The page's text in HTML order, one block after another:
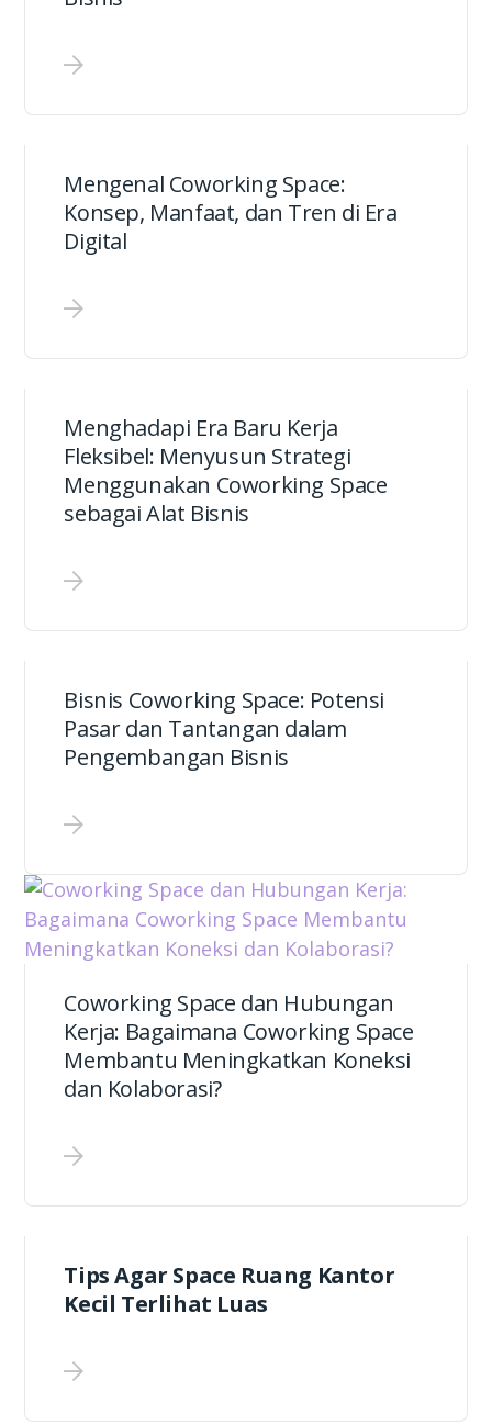
Mengenal Coworking Space:
Konsep, Manfaat, dan Tren di Era
Digital
Menghadapi Era Baru Kerja
Fleksibel: Menyusun Strategi
Menggunakan Coworking Space
sebagai Alat Bisnis
Bisnis Coworking Space: Potensi
Pasar dan Tantangan dalam
Pengembangan Bisnis
Coworking Space dan Hubungan
Kerja: Bagaimana Coworking Space
Membantu Meningkatkan Koneksi
dan Kolaborasi?
Tips Agar Space Ruang Kantor
Kecil Terlihat Luas